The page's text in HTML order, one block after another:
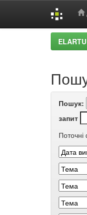
Пошук:
запит
Поточні